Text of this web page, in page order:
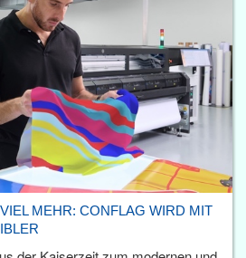
MEHR: CONFLAG WIRD MIT